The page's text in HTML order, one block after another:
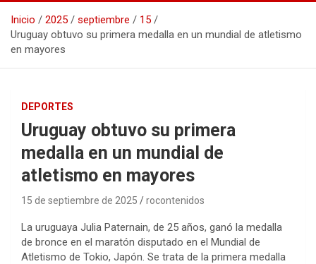
Inicio 2025 septiembre
15
Uruguay obtuvo su primera medalla en un mundial de atletismo
en mayores
DEPORTES
Uruguay obtuvo su primera
medalla en un mundial de
atletismo en mayores
15 de septiembre de 2025 rocontenidos
La uruguaya Julia Paternain, de 25 años, ganó la medalla
de bronce en el maratón disputado en el Mundial de
Atletismo de Tokio, Japón. Se trata de la primera medalla